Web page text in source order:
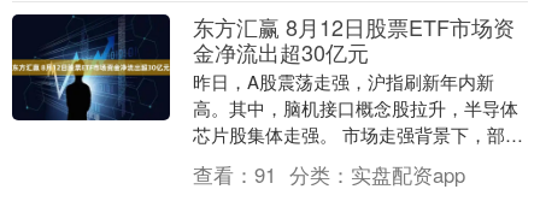
东方汇赢 8月12日股票ETF市场资
金净流出超30亿元
昨日，A股震荡走强，沪指刷新年内新
高。其中，脑机接口概念股拉升，半导体
芯片股集体走强。 市场走强背景下，部分
资金“越涨越卖”，昨日股票ETF市场资金净
流出超30....
查看： 91 分类： 实盘配资app